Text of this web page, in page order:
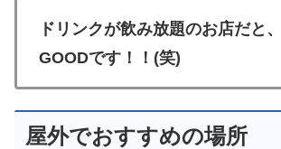
ドリンクが飲み放題のお店だと
GOODです！！(笑)
屋外でおすすめの場所